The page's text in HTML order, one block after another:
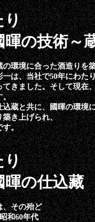
り
の技術～
環境に合った酒造りを
、当社で50年にわた
きました。そして現在
。
蔵と共に、國暉の環境
築き上げられ、
す。
り
の仕込藏
その殆ど
和60年代